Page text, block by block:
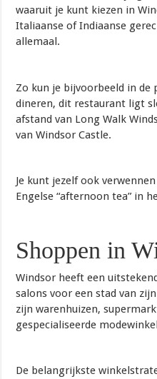
waaruit je kunt kiezen in
Italiaanse of Indiaanse
allemaal.
Zo kun je bijvoorbeeld in de
dineren, dit restaurant ligt
afstand van Long Walk
van Windsor Castle.
Je kunt jezelf ook
Engelse “afternoon tea” in
Shoppen in
Windsor heeft een
salons voor een stad van
zijn warenhuizen,
gespecialiseerde
De belangrijkste